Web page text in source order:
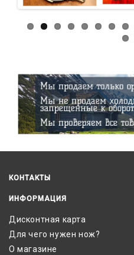
КОНТАКТЫ
ИНФОРМАЦИЯ
Дисконтная карта
Для чего нужен нож?
О магазине